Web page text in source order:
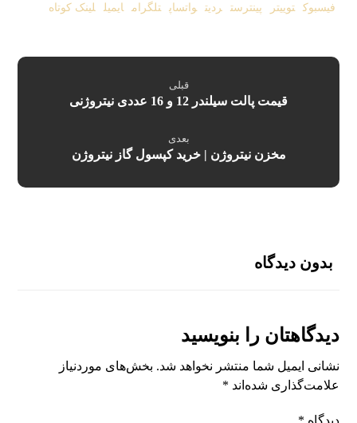
فیسبوک توییتر پینترست ردیت واتساپ تلگرام ایمیل لینک کوتاه
قبلی
قیمت پالت سیلندر 12 و 16 عددی نیتروژنی
بعدی
مخزن نیتروژن | خرید کپسول گاز نیتروژن
بدون دیدگاه
دیدگاهتان را بنویسید
نشانی ایمیل شما منتشر نخواهد شد. بخش‌های موردنیاز
علامت‌گذاری شده‌اند *
دیدگاه *